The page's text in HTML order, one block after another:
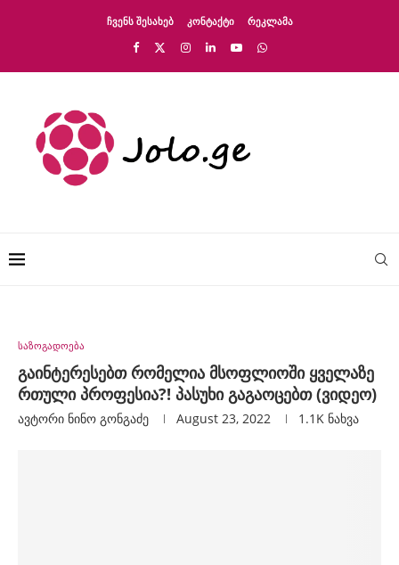
ᲩᲕᲔᲜᲡ ᲨᲔᲡᲐᲮᲔᲑ ᲙᲝᲜᲢᲐᲥᲢᲘ ᲠᲔᲙᲚᲐᲛᲐ
საზოგადოება
გაინტერესებთ რომელია მსოფლიოში ყველაზე
რთული პროფესია?! პასუხი გაგაოცებთ (ვიდეო)
ავტორი Ნინო Გონგაძე August 23, 2022 1.1K ნახვა